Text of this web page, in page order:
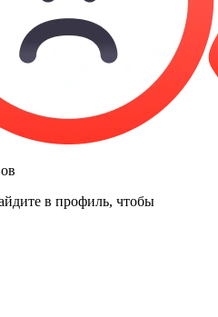
в профиль, чтобы